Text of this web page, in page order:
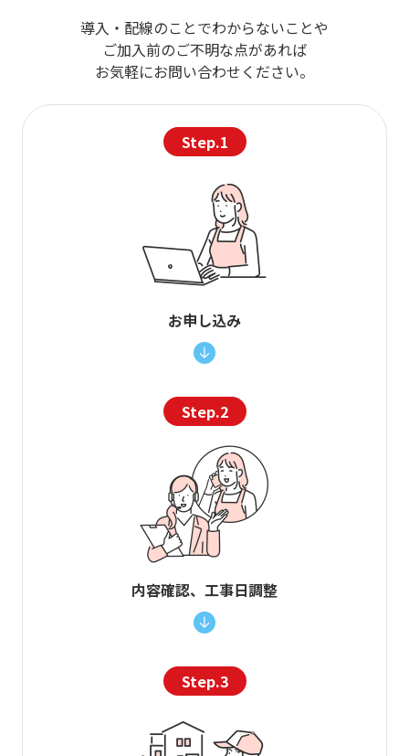
導入・配線のことでわからないことや
ご加入前のご不明な点があれば
お気軽にお問い合わせください。
Step.1
お申し込み
Step.2
内容確認、工事日調整
Step.3